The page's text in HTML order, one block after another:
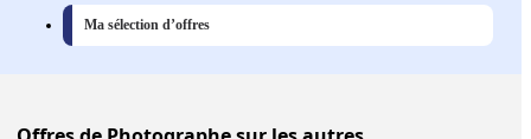
Ma sélection d’offres